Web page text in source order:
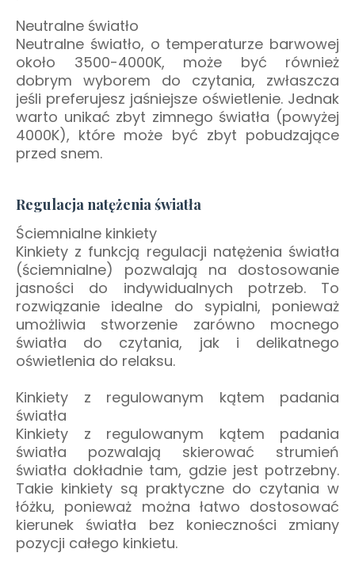
Neutralne światło
Neutralne światło, o temperaturze barwowej
około 3500-4000K, może być również
dobrym wyborem do czytania, zwłaszcza
jeśli preferujesz jaśniejsze oświetlenie. Jednak
warto unikać zbyt zimnego światła (powyżej
4000K), które może być zbyt pobudzające
przed snem.
Regulacja natężenia światła
Ściemnialne kinkiety
Kinkiety z funkcją regulacji natężenia światła
(ściemnialne) pozwalają na dostosowanie
jasności do indywidualnych potrzeb. To
rozwiązanie idealne do sypialni, ponieważ
umożliwia stworzenie zarówno mocnego
światła do czytania, jak i delikatnego
oświetlenia do relaksu.
Kinkiety z regulowanym kątem padania
światła
Kinkiety z regulowanym kątem padania
światła pozwalają skierować strumień
światła dokładnie tam, gdzie jest potrzebny.
Takie kinkiety są praktyczne do czytania w
łóżku, ponieważ można łatwo dostosować
kierunek światła bez konieczności zmiany
pozycji całego kinkietu.